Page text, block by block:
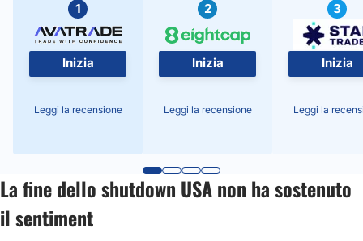
1
Inizia
Leggi la recensione
2
Inizia
Leggi la recensione
3
Inizia
Leggi la
La fine dello shutdown USA non ha sostenuto
il sentiment